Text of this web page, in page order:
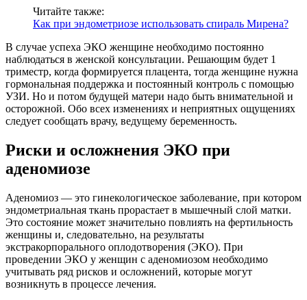
Читайте также:
Как при эндометриозе использовать спираль Мирена?
В случае успеха ЭКО женщине необходимо постоянно
наблюдаться в женской консультации. Решающим будет 1
триместр, когда формируется плацента, тогда женщине нужна
гормональная поддержка и постоянный контроль с помощью
УЗИ. Но и потом будущей матери надо быть внимательной и
осторожной. Обо всех изменениях и неприятных ощущениях
следует сообщать врачу, ведущему беременность.
Риски и осложнения ЭКО при
аденомиозе
Аденомиоз — это гинекологическое заболевание, при котором
эндометриальная ткань прорастает в мышечный слой матки.
Это состояние может значительно повлиять на фертильность
женщины и, следовательно, на результаты
экстракорпорального оплодотворения (ЭКО). При
проведении ЭКО у женщин с аденомиозом необходимо
учитывать ряд рисков и осложнений, которые могут
возникнуть в процессе лечения.